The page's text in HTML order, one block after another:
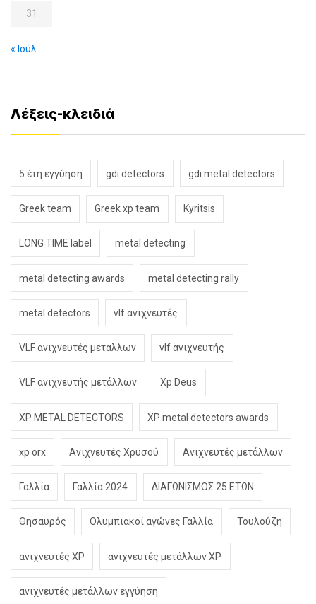
31
« Ιούλ
Λέξεις-κλειδιά
5 έτη εγγύηση gdi detectors gdi metal detectors
Greek team Greek xp team Kyritsis
LONG TIME label metal detecting
metal detecting awards metal detecting rally
metal detectors vlf ανιχνευτές
VLF ανιχνευτές μετάλλων vlf ανιχνευτής
VLF ανιχνευτής μετάλλων Xp Deus
XP METAL DETECTORS XP metal detectors awards
xp orx Ανιχνευτές Χρυσού Ανιχνευτές μετάλλων
Γαλλία Γαλλία 2024 ΔΙΑΓΩΝΙΣΜΟΣ 25 ΕΤΩΝ
Θησαυρός Ολυμπιακοί αγώνες Γαλλία Τουλούζη
ανιχνευτές XP ανιχνευτές μετάλλων XP
ανιχνευτές μετάλλων εγγύηση